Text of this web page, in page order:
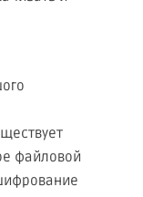
файловой